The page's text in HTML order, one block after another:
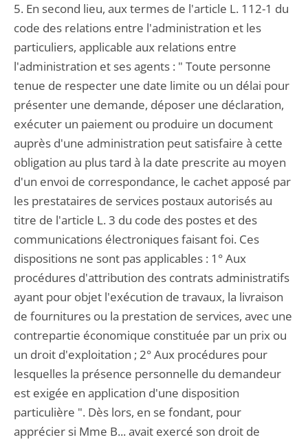
5. En second lieu, aux termes de l'article L. 112-1 du
code des relations entre l'administration et les
particuliers, applicable aux relations entre
l'administration et ses agents : " Toute personne
tenue de respecter une date limite ou un délai pour
présenter une demande, déposer une déclaration,
exécuter un paiement ou produire un document
auprès d'une administration peut satisfaire à cette
obligation au plus tard à la date prescrite au moyen
d'un envoi de correspondance, le cachet apposé par
les prestataires de services postaux autorisés au
titre de l'article L. 3 du code des postes et des
communications électroniques faisant foi. Ces
dispositions ne sont pas applicables : 1° Aux
procédures d'attribution des contrats administratifs
ayant pour objet l'exécution de travaux, la livraison
de fournitures ou la prestation de services, avec une
contrepartie économique constituée par un prix ou
un droit d'exploitation ; 2° Aux procédures pour
lesquelles la présence personnelle du demandeur
est exigée en application d'une disposition
particulière ". Dès lors, en se fondant, pour
apprécier si Mme B... avait exercé son droit de